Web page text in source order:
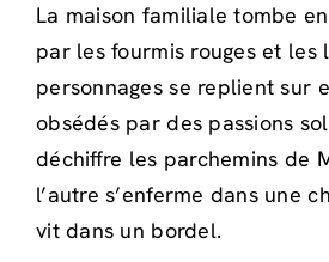
La maison familiale tombe
par les fourmis rouges et les
personnages se replient sur
obsédés par des passions
déchiffre les parchemins de
l’autre s’enferme dans une
vit dans un bordel.